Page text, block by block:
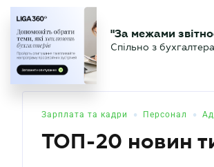
БУХГАЛТЕР Новини
"За межами
Спільно з
Зарплата та кадри • Персонал •
ТОП-20 новин